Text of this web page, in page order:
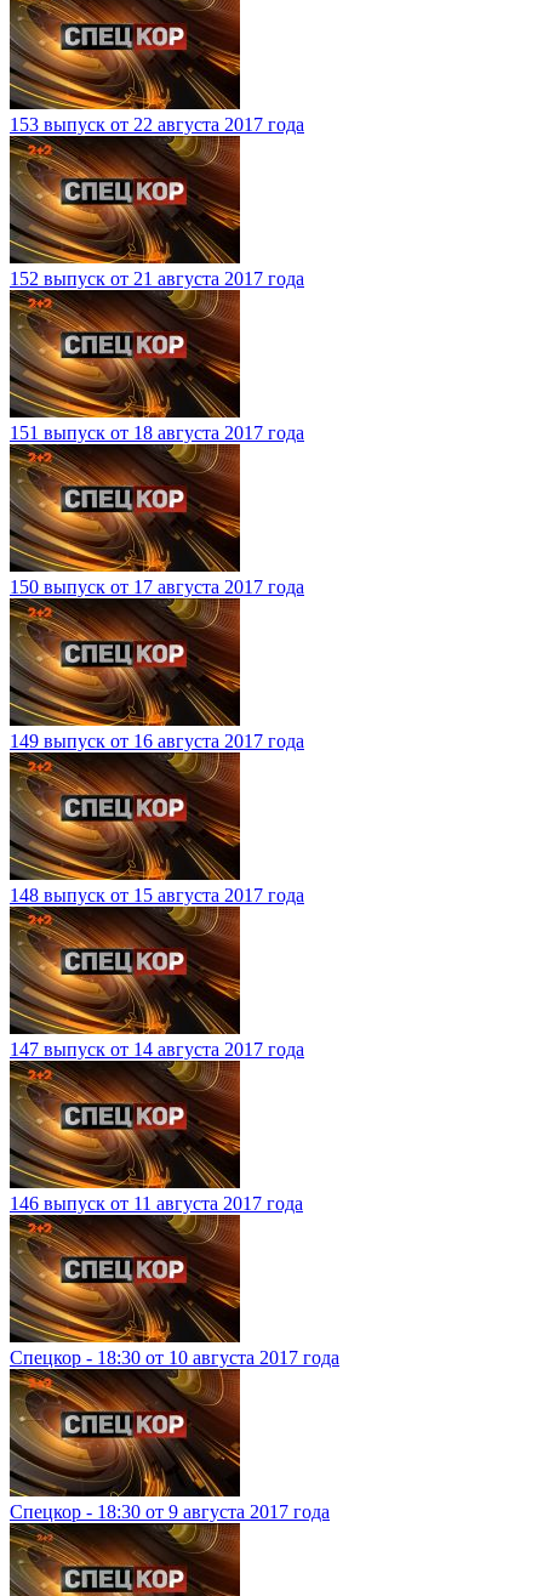
153 выпуск от 22 августа 2017 года
152 выпуск от 21 августа 2017 года
151 выпуск от 18 августа 2017 года
150 выпуск от 17 августа 2017 года
149 выпуск от 16 августа 2017 года
148 выпуск от 15 августа 2017 года
147 выпуск от 14 августа 2017 года
146 выпуск от 11 августа 2017 года
Спецкор - 18:30 от 10 августа 2017 года
Спецкор - 18:30 от 9 августа 2017 года